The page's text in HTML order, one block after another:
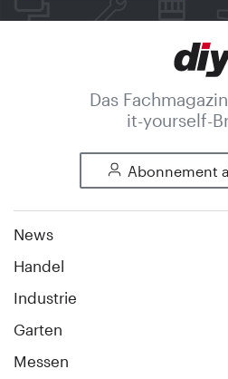
Das
it-yourself-
Abonnement
News
Handel
Industrie
Garten
Messen